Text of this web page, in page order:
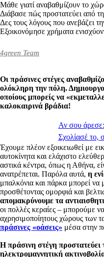
Μάθε γιατί αναβαθμίζουν το
Διάβασε πώς προστατεύει από
Δες τους λόγους που ανεβάζει
Εξοικονόμησε χρήματα
4green Team
Oι πράσινες στέγες
ολόκληρη την πόλη.
οποίους μπορείς να
καλοκαιρινά βράδια!
Αν σου άρεσε:
Σχολίασέ το,
Έχουμε πλέον εξοικειωθεί με
αυτοκίνητα και ελάχιστο
αστικά κέντρα, όπως η Αθήνα,
ανατρέπεται. Παρόλα αυτά, η
μπαλκόνια και πάρκα μπορεί να
προσθέτοντας ομορφιά και
απομακρύνουμε τα
οι πολλές κεραίες – μπορούμε
αχρησιμοποίητους χώρους των
πράσινες «οάσεις» μέσα στην
Η πράσινη στέγη προστατεύει
ηλεκτρομαγνητική